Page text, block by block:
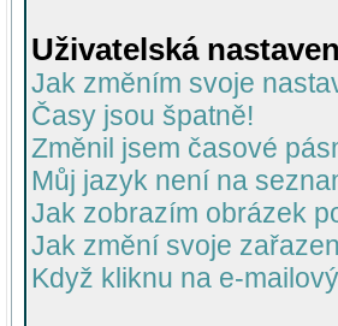
Uživatelská
Jak změním svoje
Časy jsou špatně!
Změnil jsem časové
Můj jazyk není na
Jak zobrazím obrázek
Jak změní svoje
Když kliknu na e-